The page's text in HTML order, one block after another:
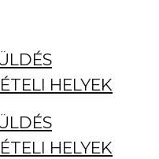
HELYEK
HELYEK